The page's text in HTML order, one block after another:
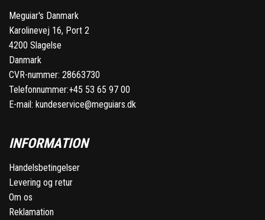
Meguiar's Danmark
Karolinevej 16, Port 2
4200 Slagelse
Danmark
CVR-nummer: 28663730
Telefonnummer:+45 53 65 97 00
E-mail: kundeservice@meguiars.dk
INFORMATION
Handelsbetingelser
Levering og retur
Om os
Reklamation